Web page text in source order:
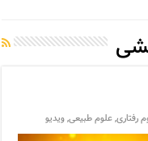
رفتاری,علوم طبیعی,ویدیو